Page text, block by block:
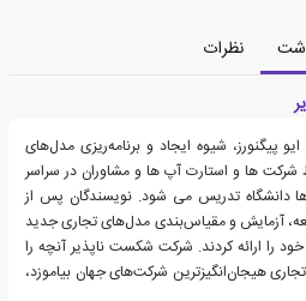
نظرات
پیگنورز، شیوه ایجاد و برنامه‌ریزی مدل‌های
شرکت ها و استارت آپ ها و مشاوران در سراسر
دانشگاه تدریس می شود. نویسندگان پس از
آزمایش و مقیاس‌بندی مدل‌های تجاری جدید
را ارائه کردند. شرکت شکست ناپذیر آنچه را
هیجان‌انگیزترین شرکت‌های جهان بیاموزد،